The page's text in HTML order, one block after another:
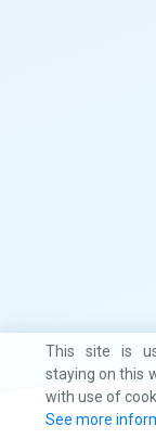
This site is
staying on this
with use of
See more